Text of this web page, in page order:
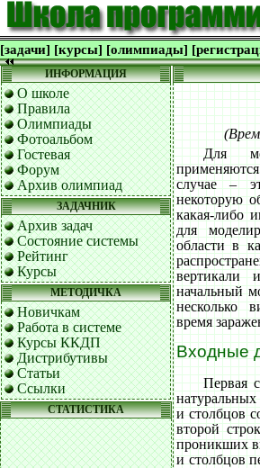
[задачи] [курсы] [олимпиады]
ИНФОРМАЦИЯ
О школе
Правила
Олимпиады
Фотоальбом
Гостевая
Форум
Архив олимпиад
ЗАДАЧНИК
Архив задач
Состояние системы
Рейтинг
Курсы
МЕТОДИЧКА
Новичкам
Работа в системе
Курсы ККДП
Дистрибутивы
Статьи
Ссылки
СТАТИСТИКА
Для
случае –
некоторую
какая-либо
для
области в
вертикали
начальный
несколько
время
Входные
Первая
и столбцов
второй
проникших
и столбцов